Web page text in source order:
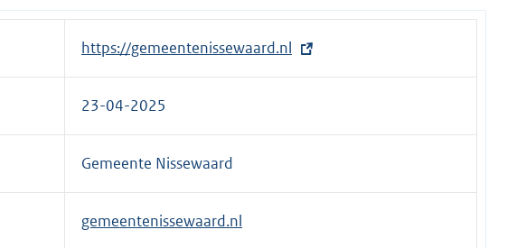
E
x
t
n
e
l
https://gemeentenissewaard.nl
23-04-2025
Gemeente Nissewaard
gemeentenissewaard.nl